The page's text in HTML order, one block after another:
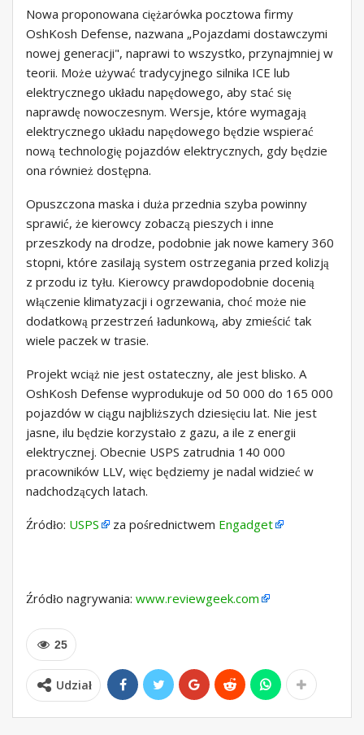
Nowa proponowana ciężarówka pocztowa firmy
OshKosh Defense, nazwana „Pojazdami dostawczymi
nowej generacji", naprawi to wszystko, przynajmniej w
teorii. Może używać tradycyjnego silnika ICE lub
elektrycznego układu napędowego, aby stać się
naprawdę nowoczesnym. Wersje, które wymagają
elektrycznego układu napędowego będzie wspierać
nową technologię pojazdów elektrycznych, gdy będzie
ona również dostępna.
Opuszczona maska ​​i duża przednia szyba powinny
sprawić, że kierowcy zobaczą pieszych i inne
przeszkody na drodze, podobnie jak nowe kamery 360
stopni, które zasilają system ostrzegania przed kolizją
z przodu iz tyłu. Kierowcy prawdopodobnie docenią
włączenie klimatyzacji i ogrzewania, choć może nie
dodatkową przestrzeń ładunkową, aby zmieścić tak
wiele paczek w trasie.
Projekt wciąż nie jest ostateczny, ale jest blisko. A
OshKosh Defense wyprodukuje od 50 000 do 165 000
pojazdów w ciągu najbliższych dziesięciu lat. Nie jest
jasne, ilu będzie korzystało z gazu, a ile z energii
elektrycznej. Obecnie USPS zatrudnia 140 000
pracowników LLV, więc będziemy je nadal widzieć w
nadchodzących latach.
Źródło: USPS za pośrednictwem Engadget
Źródło nagrywania: www.reviewgeek.com
25
Udział